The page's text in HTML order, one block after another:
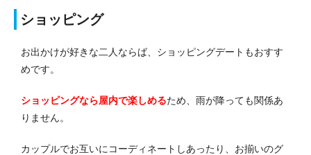
ショッピング
お出かけが好きな二人ならば、ショッピングデートもおすす
めです。
ショッピングなら屋内で楽しめるため、雨が降っても関係あ
りません。
カップルでお互いにコーディネートしあったり、お揃いのグ